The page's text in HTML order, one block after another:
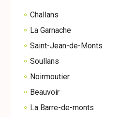
Challans
La Garnache
Saint-Jean-de-Monts
Soullans
Noirmoutier
Beauvoir
La Barre-de-monts